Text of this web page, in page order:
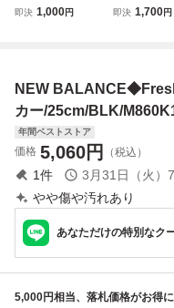
ローカットスニー
即決 1,000円
ローカット
即決 1,700円
NEW
カー/25cm/BLK/
年間ベストストア
価格 5,060円 （税込）
1件 3月31日（火）
やや傷や汚れあり
あなただけの特別なク
5,000円相当、落札価格がお得に